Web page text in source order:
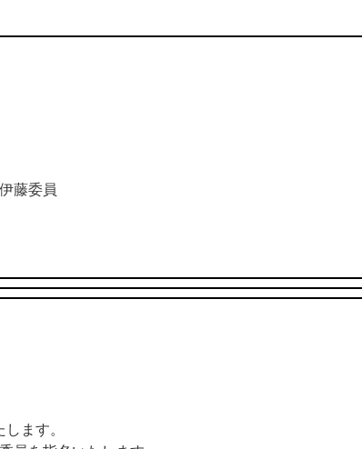
委員
ます。